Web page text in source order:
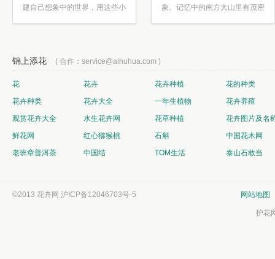
建自己想象中的世界，用这些小
象。记忆中的南方大山里有茂密
锦上添花 ( 合作：service@aihuhua.com )
花 花卉 花卉种植
花的种类
花卉种类
花卉大全 一年生植物
花卉养殖
观赏花卉大全
水生花卉网 花草种植
花卉图片及名
鲜花网
红心猕猴桃 石斛
中国花木网
老班章普洱茶
中国结 TOM生活 泰山石敢当
©2013 花卉网 沪ICP备12046703号-5 网站地图
护花